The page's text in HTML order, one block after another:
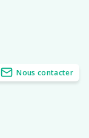
Nous contacter